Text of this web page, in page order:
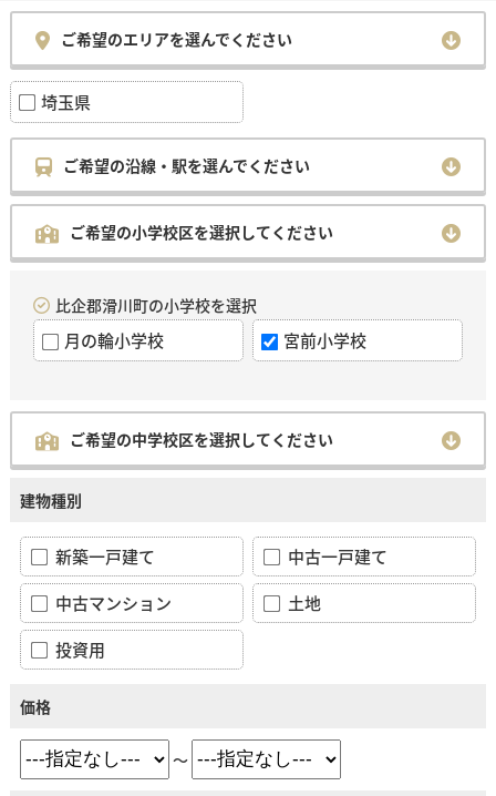
ご希望のエリアを選んでください
埼玉県
ご希望の沿線・駅を選んでください
ご希望の小学校区を選択してください
比企郡滑川町の小学校を選択
月の輪小学校 宮前小学校
ご希望の中学校区を選択してください
建物種別
新築一戸建て
中古一戸建て
中古マンション
土地
投資用
価格
～